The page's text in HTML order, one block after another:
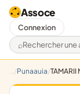
Assoce
Rechercher
Connexion
Punaauia TAMARII